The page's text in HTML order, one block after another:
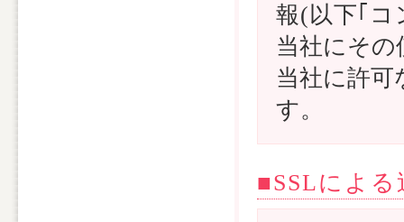
報(以下｢
当社にそ
当社に許
す。
■SSLによ